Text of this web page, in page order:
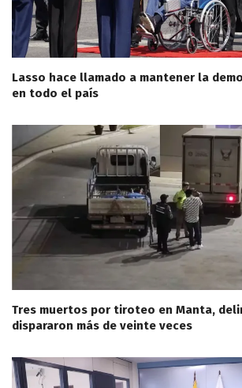
Lasso hace llamado a mantener la
en todo el país
Tres muertos por tiroteo en Manta,
dispararon más de veinte veces